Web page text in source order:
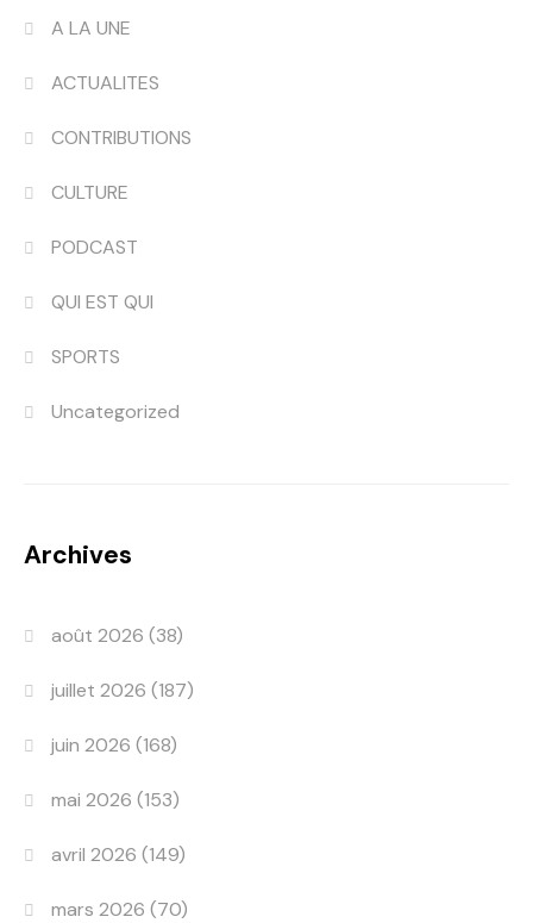
A LA UNE
ACTUALITES
CONTRIBUTIONS
CULTURE
PODCAST
QUI EST QUI
SPORTS
Uncategorized
Archives
août 2026 (38)
juillet 2026 (187)
juin 2026 (168)
mai 2026 (153)
avril 2026 (149)
mars 2026 (70)